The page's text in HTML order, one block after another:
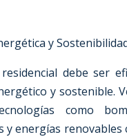
y
debe ser
y sostenible.
como
y energías renovables